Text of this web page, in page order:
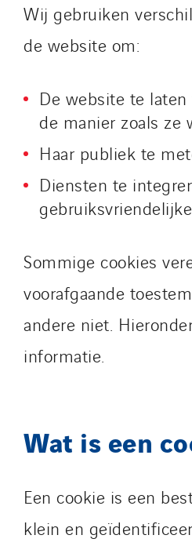
Wij gebruiken
de website om:
De website te
de manier zoals ze
Haar publiek te
Diensten te
Sommige cookies
voorafgaande
andere niet.
informatie.
Wat is een
Een cookie is een
klein en